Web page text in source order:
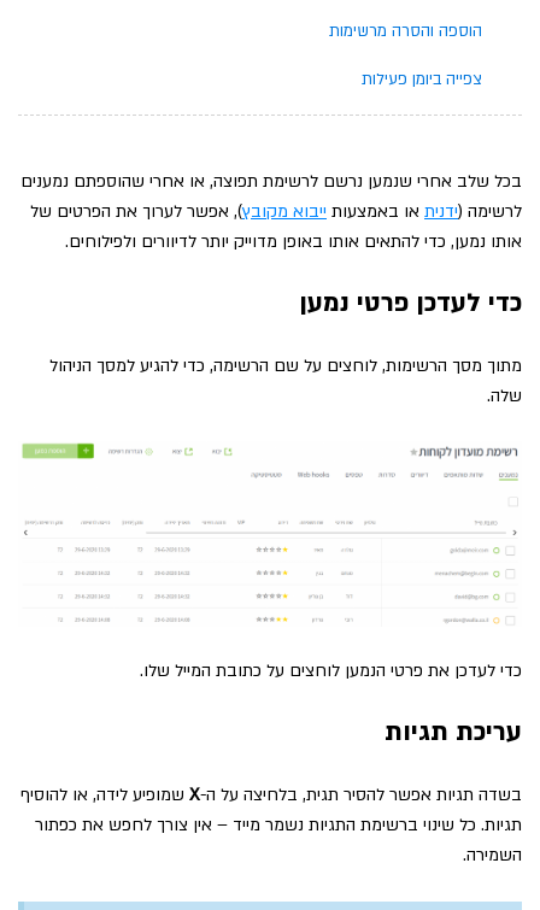
הוספה והסרה מרשימות
צפייה ביומן פעילות
בכל שלב אחרי שנמען נרשם לרשימת תפוצה, או אחרי שהוספתם נמענים
לרשימה (ידנית או באמצעות ייבוא מקובץ), אפשר לערוך את הפרטים של
אותו נמען, כדי להתאים אותו באופן מדוייק יותר לדיוורים ולפילוחים.
כדי לעדכן פרטי נמען
מתוך מסך הרשימות, לוחצים על שם הרשימה, כדי להגיע למסך הניהול
שלה.
כדי לעדכן את פרטי הנמען לוחצים על כתובת המייל שלו.
עריכת תגיות
בשדה תגיות אפשר להסיר תגית, בלחיצה על ה-X שמופיע לידה, או להוסיף
תגיות. כל שינוי ברשימת התגיות נשמר מייד – אין צורך לחפש את כפתור
השמירה.